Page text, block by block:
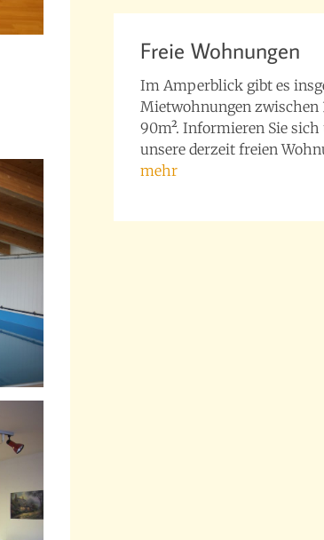
Freie Wohnungen
Im Amperblick gibt es
Mietwohnungen zwischen
90m². Informieren Sie sich
unsere derzeit freien
mehr